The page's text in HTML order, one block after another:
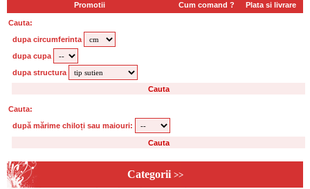
Promotii Cum comand ? Plata si livrare
Cauta:
dupa circumferinta
dupa cupa
dupa structura
Cauta:
după mărime chiloți sau maiouri:
Categorii >>